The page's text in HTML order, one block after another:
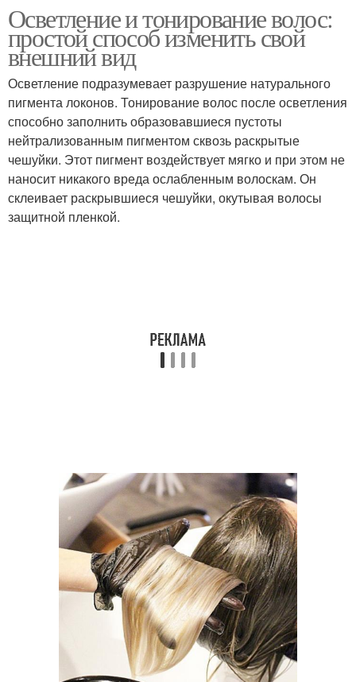
Осветление и тонирование волос:
простой способ изменить свой
внешний вид
Осветление подразумевает разрушение натурального
пигмента локонов. Тонирование волос после осветления
способно заполнить образовавшиеся пустоты
нейтрализованным пигментом сквозь раскрытые
чешуйки. Этот пигмент воздействует мягко и при этом не
наносит никакого вреда ослабленным волоскам. Он
склеивает раскрывшиеся чешуйки, окутывая волосы
защитной пленкой.